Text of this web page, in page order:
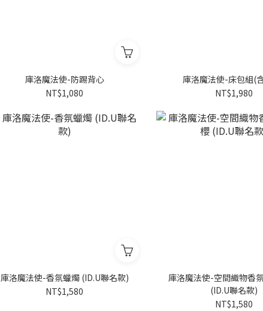
庫洛魔法使-防踢背心
NT$1,080
庫洛魔法使-床包組(
NT$1,980
庫洛魔法使-香氛蠟燭 (ID.U聯名款)
NT$1,580
庫洛魔法使-空間織物香
(ID.U聯名款)
NT$1,580